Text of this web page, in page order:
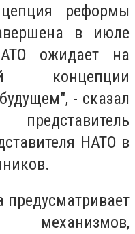
реформы
в июле
ожидает на
концепции
- сказал
НАТО в